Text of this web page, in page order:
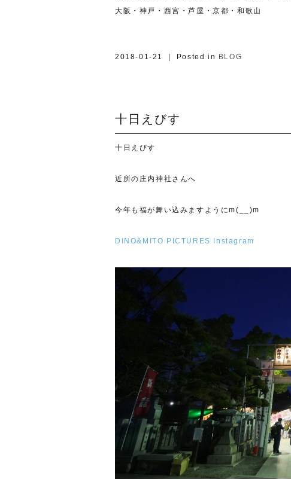
大阪・神戸・西宮・芦屋・京都・和歌山
2018-01-21 ｜ Posted in BLOG
十日えびす
十日えびす
近所の庄内神社さんへ
今年も福が舞い込みますようにm(__)m
DINO&MITO PICTURES Instagram